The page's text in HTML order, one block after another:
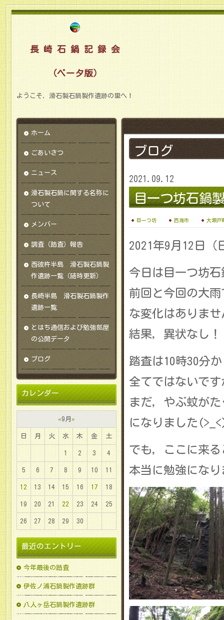
長 崎 石 鍋 記 録 会
（ベータ版）
ようこそ，滑石製石鍋製作遺跡の里へ！
ブログ
2021.09.12
目一つ坊石鍋
目一つ坊 西海市 大瀬戸
2021年9月12日
今日は目一つ坊
前回と今回の大
な変化はありま
結果，異状なし！
踏査は10時30分
全てではないで
まだ，やぶ蚊が
になりました
でも，ここに来
本当に勉強になり
ホーム
ごあいさつ
ニュース
滑石製石鍋に関する名称に
ついて
メンバー
調査（踏査）報告
西彼杵半島 滑石製石鍋製
作遺跡一覧（随時更新）
長崎半島 滑石製石鍋製作
遺跡一覧
とはち通信および勉強部屋
の公開データ
ブログ
カレンダー
«9月»
日 月 火 水 木 金 土
1 2 3 4
5 6 7 8 9 10 11
12 13 14 15 16 17 18
19 20 21 22 23 24 25
26 27 28 29 30
最近のエントリー
今年最後の踏査
伊佐ノ浦石鍋製作遺跡群
八人ヶ岳石鍋製作遺跡群